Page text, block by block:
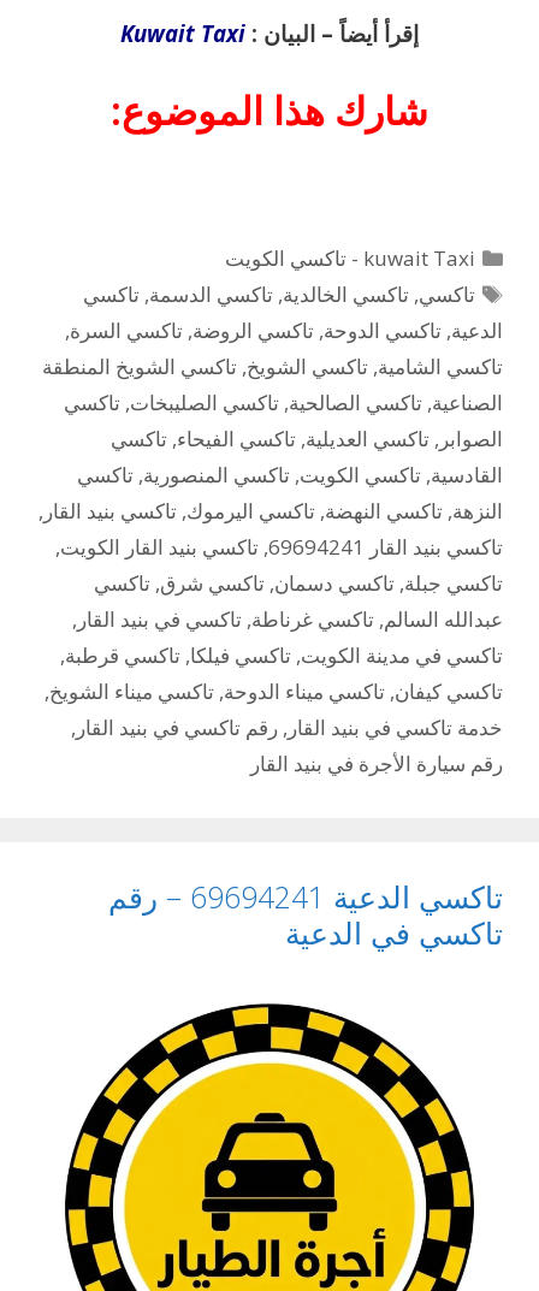
إقرأ أيضاً – البيان : Kuwait Taxi
شارك هذا الموضوع:
التصنيفات
kuwait Taxi - تاكسي الكويت
الوسوم
تاكسي,تاكسي الخالدية,تاكسي الدسمة,تاكسي
الدعية, تاكسي الدوحة, تاكسي الروضة, تاكسي السرة,
تاكسي الشامية, تاكسي الشويخ, تاكسي الشويخ المنطقة
الصناعية, تاكسي الصالحية, تاكسي الصليبخات, تاكسي
الصوابر , تاكسي العديلية, تاكسي الفيحاء, تاكسي
القادسية, تاكسي الكويت, تاكسي المنصورية, تاكسي
النزهة, تاكسي النهضة, تاكسي اليرموك, تاكسي بنيد القار ,
تاكسي بنيد القار 69694241
, تاكسي بنيد القار الكويت,
تاكسي جبلة, تاكسي دسمان, تاكسي شرق, تاكسي
عبدالله السالم, تاكسي غرناطة, تاكسي في بنيد القار ,
تاكسي في مدينة الكويت, تاكسي فيلكا, تاكسي قرطبة,
تاكسي كيفان, تاكسي ميناء الدوحة, تاكسي ميناء الشويخ,
خدمة تاكسي في بنيد القار , رقم تاكسي في بنيد القار ,
رقم سيارة الأجرة في بنيد القار
تاكسي الدعية 69694241 – رقم
تاكسي في الدعية